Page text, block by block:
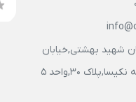
شهید بهشتی,خیابان
30,واحد 5